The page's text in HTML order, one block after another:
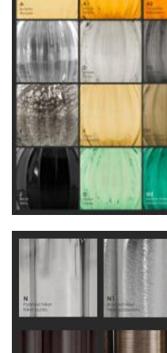
Другие страны
сеть партнёрских
Условия доставки
области
Для клиентов
следующие услуги:
Доставка до
товара от нашего
месту назначения
осуществляют
специального
Подъём на этажи